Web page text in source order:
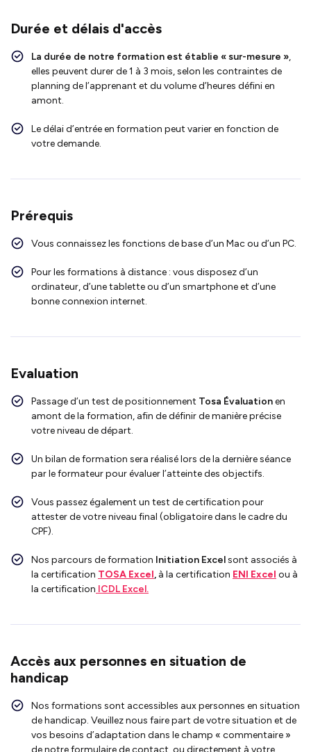
Durée et délais d'accès
La durée de notre formation est établie « sur-mesure »,
elles peuvent durer de 1 à 3 mois, selon les contraintes de
planning de l’apprenant et du volume d’heures défini en
amont.
Le délai d’entrée en formation peut varier en fonction de
votre demande.
Prérequis
Vous connaissez les fonctions de base d’un Mac ou d’un PC.
Pour les formations à distance : vous disposez d’un
ordinateur, d’une tablette ou d’un smartphone et d’une
bonne connexion internet.
Evaluation
Passage d’un test de positionnement Tosa Évaluationen
amont de la formation, afin de définir de manière précise
votre niveau de départ.
Un bilan de formation sera réalisé lors de la dernière séance
par le formateur pour évaluer l’atteinte des objectifs.
Vous passez également un test de certification pour
attester de votre niveau final (obligatoire dans le cadre du
CPF).
Nos parcours de formation Initiation Excelsont associés à
la certification TOSA Excel, à la certification ENI Excel ou à
la certification ICDL Excel.
Accès aux personnes en situation de
handicap
Nos formations sont accessibles aux personnes en situation
de handicap. Veuillez nous faire part de votre situation et de
vos besoins d’adaptation dans le champ « commentaire »
de notre formulaire de contact, ou directement à votre